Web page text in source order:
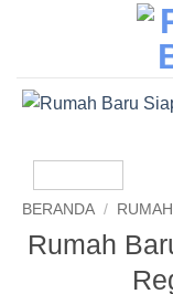
BERANDA /
Rumah